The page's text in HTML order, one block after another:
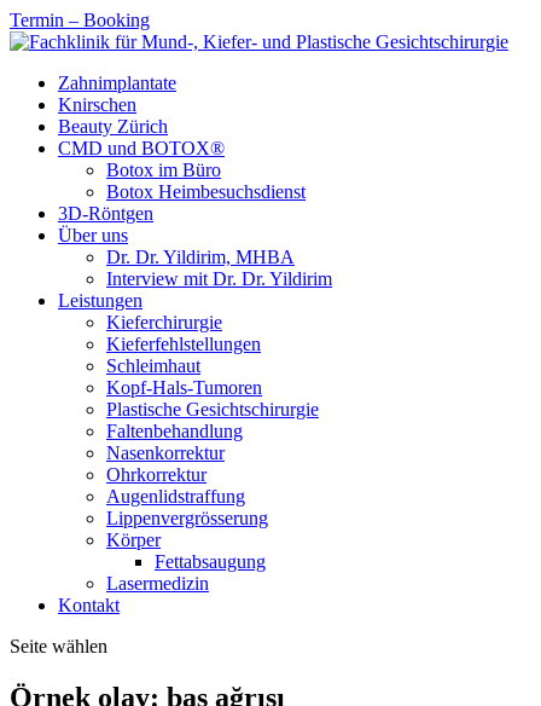
Termin – Booking
Zahnimplantate
Knirschen
Beauty Zürich
CMD und BOTOX®
Botox im Büro
Botox Heimbesuchsdienst
3D-Röntgen
Über uns
Dr. Dr. Yildirim, MHBA
Interview mit Dr. Dr. Yildirim
Leistungen
Kieferchirurgie
Kieferfehlstellungen
Schleimhaut
Kopf-Hals-Tumoren
Plastische Gesichtschirurgie
Faltenbehandlung
Nasenkorrektur
Ohrkorrektur
Augenlidstraffung
Lippenvergrösserung
Körper
Fettabsaugung
Lasermedizin
Kontakt
Seite wählen
Örnek olay: baş ağrısı